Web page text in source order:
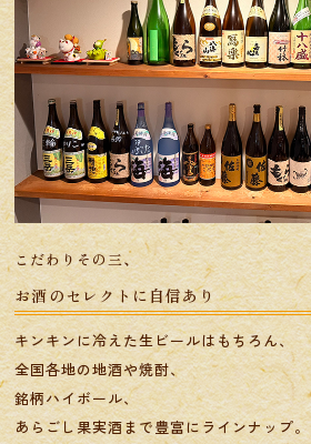
こだわりその三、
お酒のセレクトに自信あり
キンキンに冷えた生ビールはもちろん、
全国各地の地酒や焼酎、
銘柄ハイボール、
あらごし果実酒まで豊富にラインナップ。